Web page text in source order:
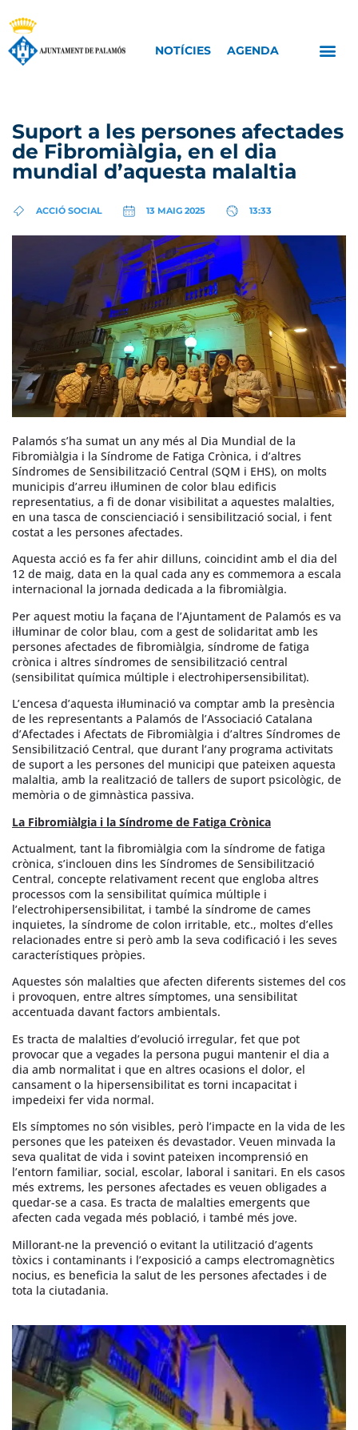
NOTÍCIES AGENDA
Suport a les persones afectades
de Fibromiàlgia, en el dia
mundial d’aquesta malaltia
ACCIÓ SOCIAL 13 MAIG 2025 13:33
Palamós s’ha sumat un any més al Dia Mundial de la
Fibromiàlgia i la Síndrome de Fatiga Crònica, i d’altres
Síndromes de Sensibilització Central (SQM i EHS), on molts
municipis d’arreu il·luminen de color blau edificis
representatius, a fi de donar visibilitat a aquestes malalties,
en una tasca de conscienciació i sensibilització social, i fent
costat a les persones afectades.
Aquesta acció es fa fer ahir dilluns, coincidint amb el dia del
12 de maig, data en la qual cada any es commemora a escala
internacional la jornada dedicada a la fibromiàlgia.
Per aquest motiu la façana de l’Ajuntament de Palamós es va
il·luminar de color blau, com a gest de solidaritat amb les
persones afectades de fibromiàlgia, síndrome de fatiga
crònica i altres síndromes de sensibilització central
(sensibilitat química múltiple i electrohipersensibilitat).
L’encesa d’aquesta il·luminació va comptar amb la presència
de les representants a Palamós de l’Associació Catalana
d’Afectades i Afectats de Fibromiàlgia i d’altres Síndromes de
Sensibilització Central, que durant l’any programa activitats
de suport a les persones del municipi que pateixen aquesta
malaltia, amb la realització de tallers de suport psicològic, de
memòria o de gimnàstica passiva.
La Fibromiàlgia i la Síndrome de Fatiga Crònica
Actualment, tant la fibromiàlgia com la síndrome de fatiga
crònica, s’inclouen dins les Síndromes de Sensibilització
Central, concepte relativament recent que engloba altres
processos com la sensibilitat química múltiple i
l’electrohipersensibilitat, i també la síndrome de cames
inquietes, la síndrome de colon irritable, etc., moltes d’elles
relacionades entre si però amb la seva codificació i les seves
característiques pròpies.
Aquestes són malalties que afecten diferents sistemes del cos
i provoquen, entre altres símptomes, una sensibilitat
accentuada davant factors ambientals.
Es tracta de malalties d’evolució irregular, fet que pot
provocar que a vegades la persona pugui mantenir el dia a
dia amb normalitat i que en altres ocasions el dolor, el
cansament o la hipersensibilitat es torni incapacitat i
impedeixi fer vida normal.
Els símptomes no són visibles, però l’impacte en la vida de les
persones que les pateixen és devastador. Veuen minvada la
seva qualitat de vida i sovint pateixen incomprensió en
l’entorn familiar, social, escolar, laboral i sanitari. En els casos
més extrems, les persones afectades es veuen obligades a
quedar-se a casa. Es tracta de malalties emergents que
afecten cada vegada més població, i també més jove.
Millorant-ne la prevenció o evitant la utilització d’agents
tòxics i contaminants i l’exposició a camps electromagnètics
nocius, es beneficia la salut de les persones afectades i de
tota la ciutadania.